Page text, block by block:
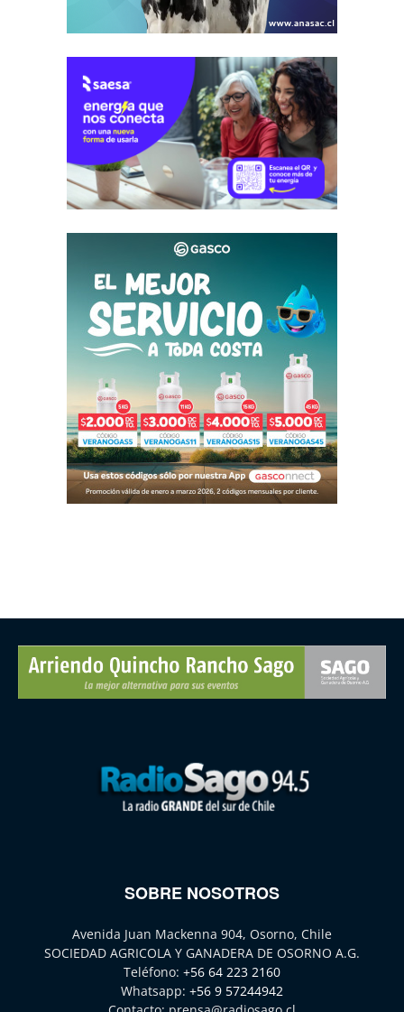
SOBRE NOSOTROS
Avenida Juan Mackenna 904, Osorno, Chile
SOCIEDAD AGRICOLA Y GANADERA DE OSORNO A.G.
Teléfono: +56 64 223 2160
Whatsapp: +56 9 57244942